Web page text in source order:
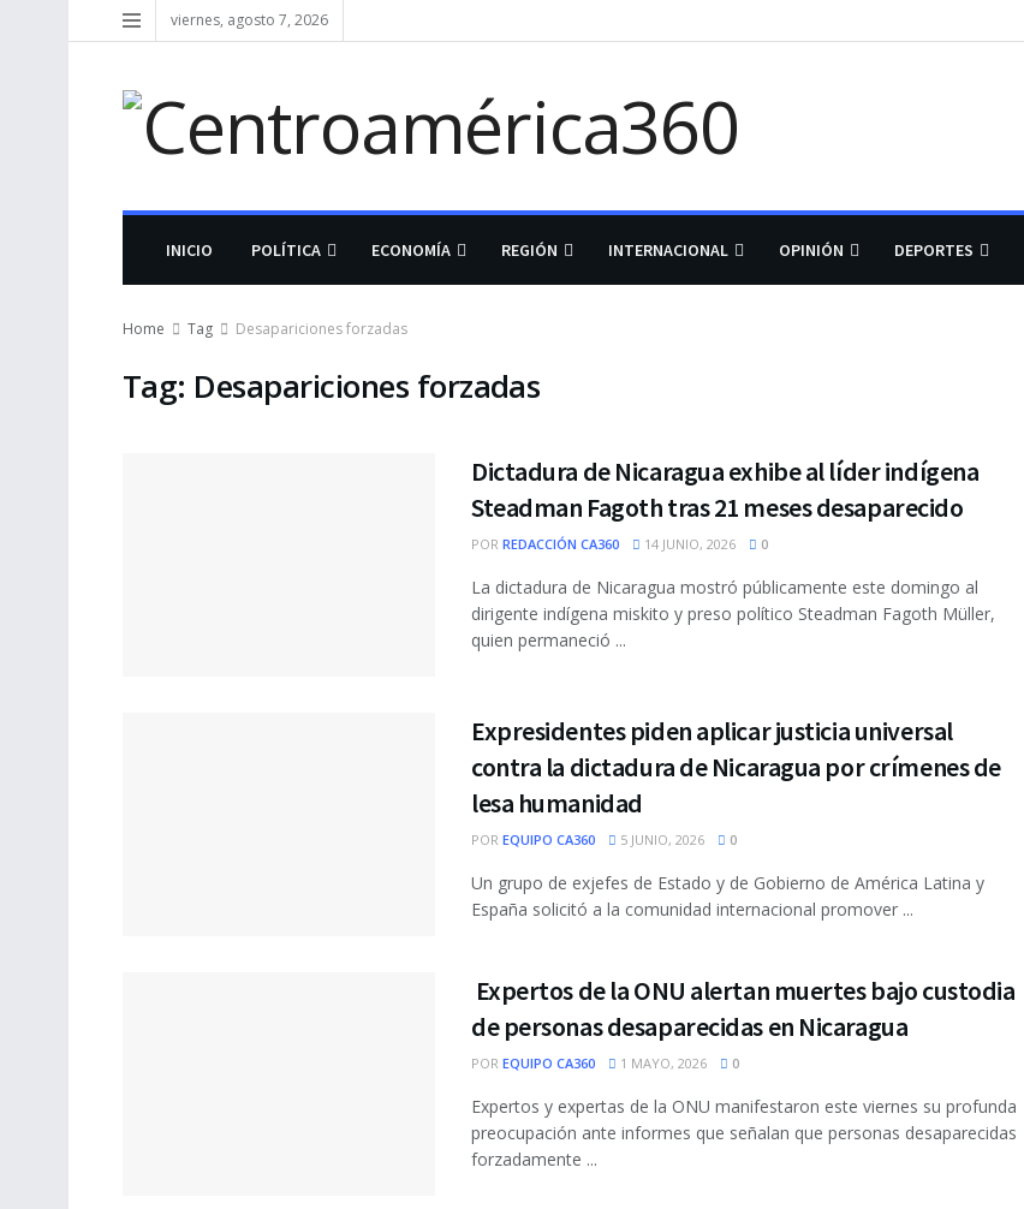
viernes, agosto 7, 2026
INICIO POLÍTICA ECONOMÍA REGIÓN INTERNACIONAL OPINIÓN DEPORTES
Home Tag Desapariciones forzadas
Tag: Desapariciones forzadas
Dictadura de Nicaragua exhibe al líder indígena
Steadman Fagoth tras 21 meses desaparecido
POR REDACCIÓN CA360 14 JUNIO, 2026 0
La dictadura de Nicaragua mostró públicamente este domingo al
dirigente indígena miskito y preso político Steadman Fagoth Müller,
quien permaneció ...
Expresidentes piden aplicar justicia universal
contra la dictadura de Nicaragua por crímenes de
lesa humanidad
POR EQUIPO CA360 5 JUNIO, 2026 0
Un grupo de exjefes de Estado y de Gobierno de América Latina y
España solicitó a la comunidad internacional promover ...
Expertos de la ONU alertan muertes bajo custodia
de personas desaparecidas en Nicaragua
POR EQUIPO CA360 1 MAYO, 2026 0
Expertos y expertas de la ONU manifestaron este viernes su profunda
preocupación ante informes que señalan que personas desaparecidas
forzadamente ...